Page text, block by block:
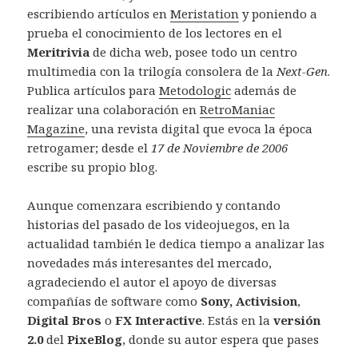
escribiendo artículos enMeristation y poniendo a
prueba el conocimiento de los lectores en el
Meritriviade dicha web, posee todo un centro
multimedia con la trilogía consolera de la Next-Gen.
Publica artículos paraMetodologic además de
realizar una colaboración enRetroManiac
Magazine, una revista digital que evoca la época
retrogamer; desde el 17 de Noviembre de 2006
escribe su propio blog.
Aunque comenzara escribiendo y contando
historias del pasado de los videojuegos, en la
actualidad también le dedica tiempo a analizar las
novedades más interesantes del mercado,
agradeciendo el autor el apoyo de diversas
compañías de software como Sony, Activision,
Digital Bros oFX Interactive. Estás en laversión
2.0delPixeBlog, donde su autor espera que pases